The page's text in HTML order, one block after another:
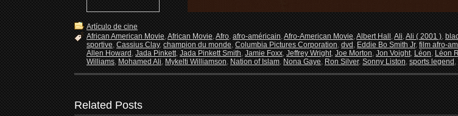
Artículo de cine
African American Movie,African Movie,Afro,afro-américain,Afro-American Movie,Albert Hall,Ali,Ali ( 2001 ),
sportive,Cassius Clay,champion du monde,Columbia Pictures Corporation,dvd,Eddie Bo Smith Jr,film afro-
Allen Howard,Jada Pinkett,Jada Pinkett Smith,Jamie Foxx,Jeffrey Wright,Joe Morton,Jon Voight,Léon,Léon
Williams,Mohamed Ali,Mykelti Williamson,Nation of Islam,Nona Gaye,Ron Silver,Sonny Liston,sports legend,
Related Posts